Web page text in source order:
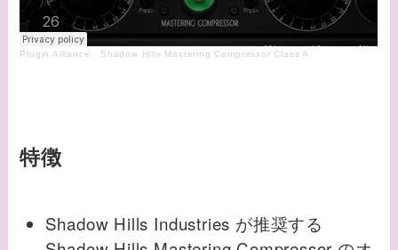
Plugin Alliance · Shadow Hills Mastering Compressor Class A
特徴
Shadow Hills Industries が推奨する